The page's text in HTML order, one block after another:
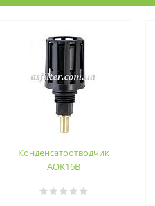
Конденсатоотводчик
AOK16B